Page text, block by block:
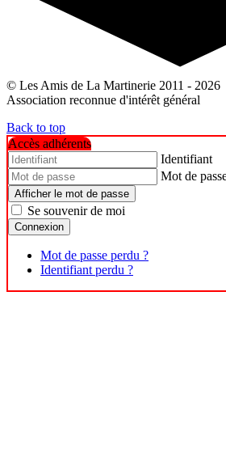
© Les Amis de La Martinerie 2011 - 2026
Association reconnue d'intérêt général
Back to top
Accès adhérents
Identifiant
Mot de
Afficher le mot de passe
Se souvenir de moi
Connexion
Mot de passe perdu ?
Identifiant perdu ?